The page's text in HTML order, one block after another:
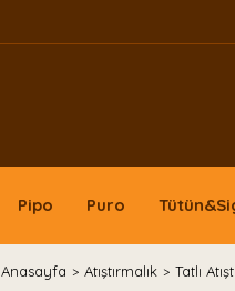
Pipo Puro
Anasayfa Atıştırmalık Tatlı